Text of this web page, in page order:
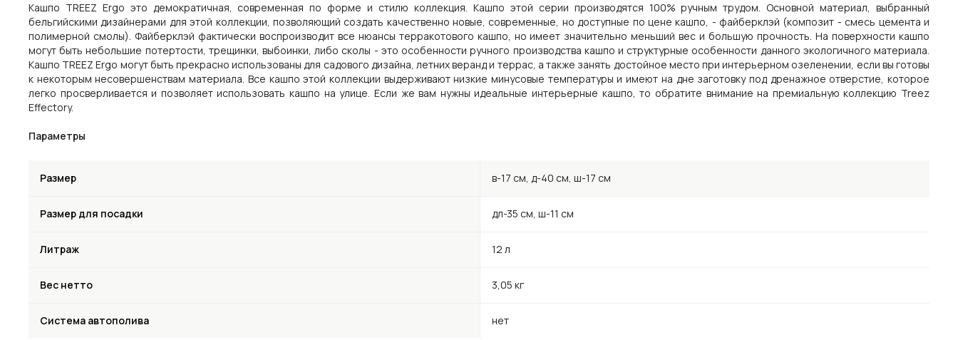
Кашпо TREEZ Ergo это демократичная, современная по форме и стилю коллекция. Кашпо этой серии производятся 100% ручным трудом. Основной материал, выбранный
бельгийскими дизайнерами для этой коллекции, позволяющий создать качественно новые, современные, но доступные по цене кашпо, - файберклэй (композит - смесь цемента и
полимерной смолы). Файберклэй фактически воспроизводит все нюансы терракотового кашпо, но имеет значительно меньший вес и большую прочность. На поверхности кашпо
могут быть небольшие потертости, трещинки, выбоинки, либо сколы - это особенности ручного производства кашпо и структурные особенности данного экологичного материала.
Кашпо TREEZ Ergo могут быть прекрасно использованы для садового дизайна, летних веранд и террас, а также занять достойное место при интерьерном озеленении, если вы готовы
к некоторым несовершенствам материала. Все кашпо этой коллекции выдерживают низкие минусовые температуры и имеют на дне заготовку под дренажное отверстие, которое
легко просверливается и позволяет использовать кашпо на улице. Если же вам нужны идеальные интерьерные кашпо, то обратите внимание на премиальную коллекцию Treez
Effectory.
Параметры
Размер в-17 см, д-40 см, ш-17 см
Размер для посадки дл-35 см, ш-11 см
Литраж 12 л
Вес нетто 3,05 кг
Система автополива нет